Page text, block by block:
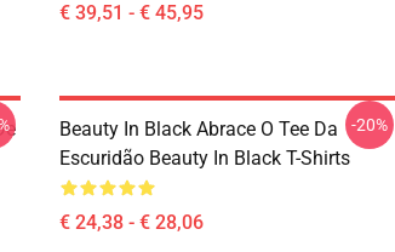
€ 39,51 - € 45,95
Beauty In Black Abrace O Tee Da
Escuridão Beauty In Black T-Shirts
€ 24,38 - € 28,06
-20%